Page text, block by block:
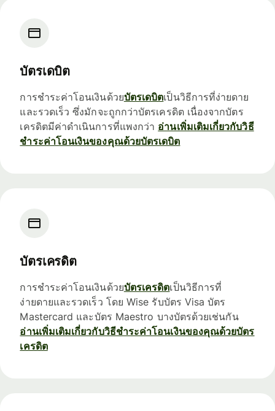
บัตรเดบิต
การชำระค่าโอนเงินด้วยบัตรเดบิตเป็นวิธีการที่ง่ายดาย
และรวดเร็ว ซึ่งมักจะถูกกว่าบัตรเครดิต เนื่องจากบัตร
เครดิตมีค่าดำเนินการที่แพงกว่า อ่านเพิ่มเติมเกี่ยวกับวิธี
ชำระค่าโอนเงินของคุณด้วยบัตรเดบิต
บัตรเครดิต
การชำระค่าโอนเงินด้วยบัตรเครดิตเป็นวิธีการที่
ง่ายดายและรวดเร็ว โดย Wise รับบัตร Visa บัตร
Mastercard และบัตร Maestro บางบัตรด้วยเช่นกัน
อ่านเพิ่มเติมเกี่ยวกับวิธีชำระค่าโอนเงินของคุณด้วยบัตร
เครดิต